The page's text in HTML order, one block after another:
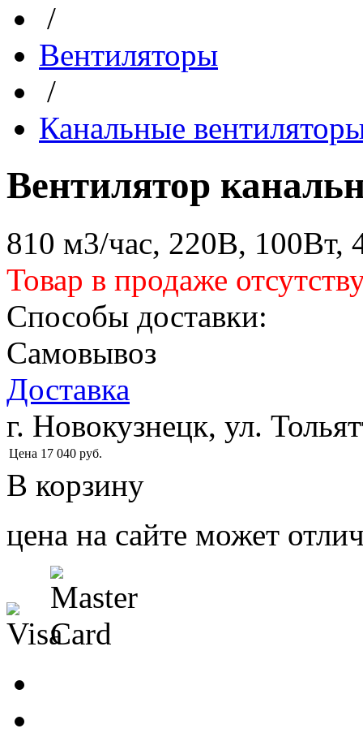
/
Вентиляторы
/
Канальные
Вентилятор
810 м3/час, 220В, 100Вт,
Товар в продаже
Способы доставки:
Самовывоз
Доставка
г. Новокузнецк, ул.
Цена 17 040 руб.
В корзину
цена на сайте может